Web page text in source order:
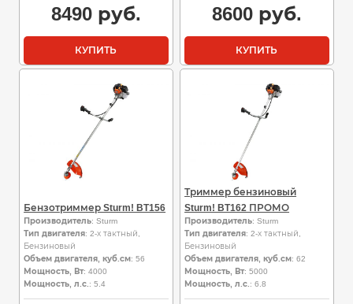
8490руб.
КУПИТЬ
8600руб.
КУПИТЬ
Бензотриммер Sturm! BT156
Производитель: Sturm
Тип двигателя: 2-х тактный,
Бензиновый
Объем двигателя, куб.см: 56
Мощность, Вт: 4000
Мощность, л.с. : 5.4
Триммер бензиновый
Sturm! BT162 ПРОМО
Производитель: Sturm
Тип двигателя: 2-х тактный,
Бензиновый
Объем двигателя, куб.см: 62
Мощность, Вт: 5000
Мощность, л.с. : 6.8